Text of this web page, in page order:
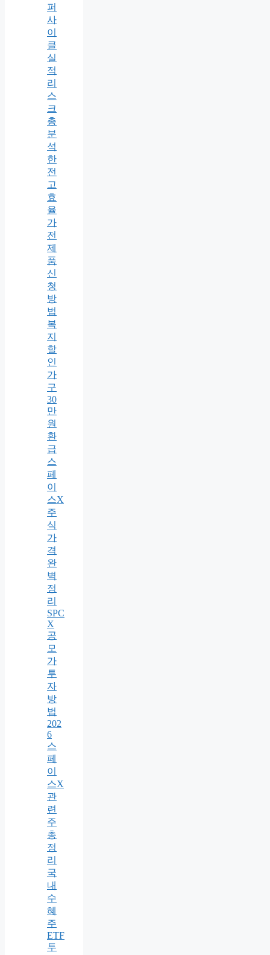
퍼
사
이
클
실
적
리
스
크
총
분
석
한
전
고
효
율
가
전
제
품
신
청
방
법
복
지
할
인
가
구
30
만
원
환
급
스
페
이
스X
주
식
가
격
완
벽
정
리
SPC
X
공
모
가
투
자
방
법
202
6
스
페
이
스X
관
련
주
총
정
리
국
내
수
혜
주
ETF
투